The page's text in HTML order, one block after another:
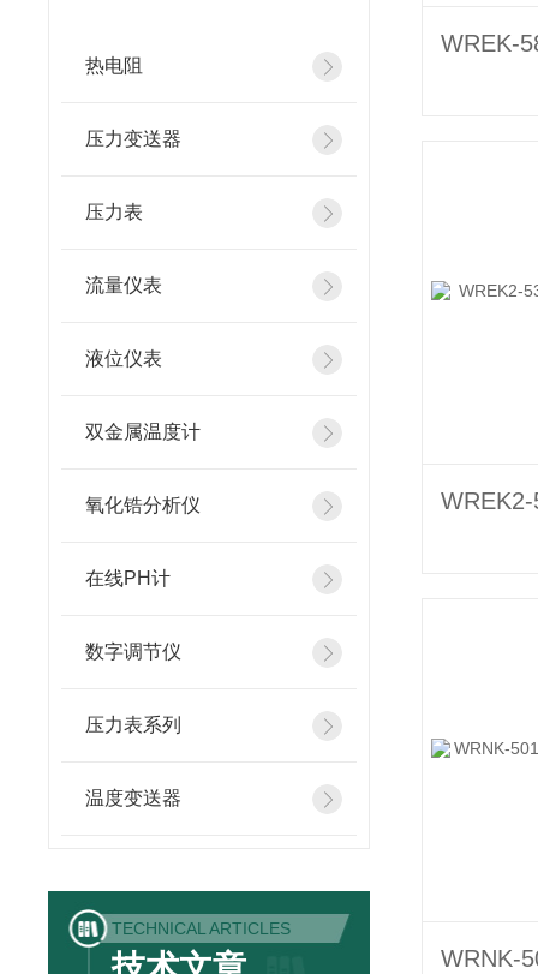
热电阻
压力变送器
压力表
流量仪表
液位仪表
双金属温度计
氧化锆分析仪
在线PH计
数字调节仪
压力表系列
温度变送器
TECHNICAL ARTICLES